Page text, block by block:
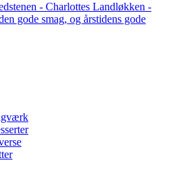
- Charlottes Landløkken -
gode smag, og årstidens gode